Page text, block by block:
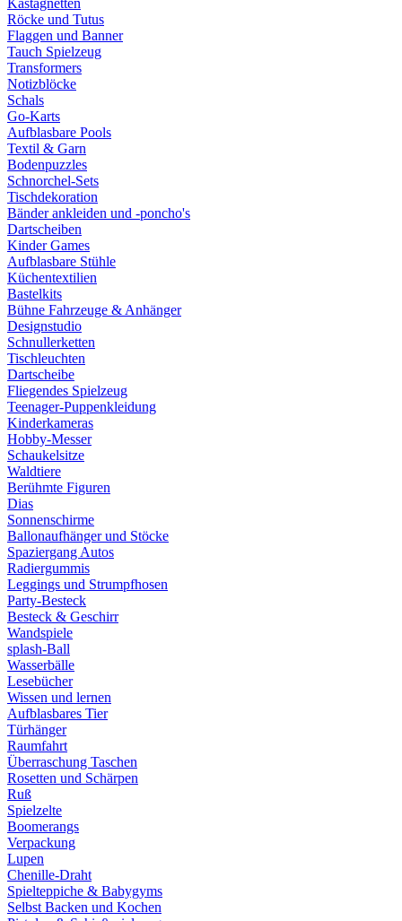
Kastagnetten
Röcke und Tutus
Flaggen und Banner
Tauch Spielzeug
Transformers
Notizblöcke
Schals
Go-Karts
Aufblasbare Pools
Textil & Garn
Bodenpuzzles
Schnorchel-Sets
Tischdekoration
Bänder ankleiden und -poncho's
Dartscheiben
Kinder Games
Aufblasbare Stühle
Küchentextilien
Bastelkits
Bühne Fahrzeuge & Anhänger
Designstudio
Schnullerketten
Tischleuchten
Dartscheibe
Fliegendes Spielzeug
Teenager-Puppenkleidung
Kinderkameras
Hobby-Messer
Schaukelsitze
Waldtiere
Berühmte Figuren
Dias
Sonnenschirme
Ballonaufhänger und Stöcke
Spaziergang Autos
Radiergummis
Leggings und Strumpfhosen
Party-Besteck
Besteck & Geschirr
Wandspiele
splash-Ball
Wasserbälle
Lesebücher
Wissen und lernen
Aufblasbares Tier
Türhänger
Raumfahrt
Überraschung Taschen
Rosetten und Schärpen
Ruß
Spielzelte
Boomerangs
Verpackung
Lupen
Chenille-Draht
Spielteppiche & Babygyms
Selbst Backen und Kochen